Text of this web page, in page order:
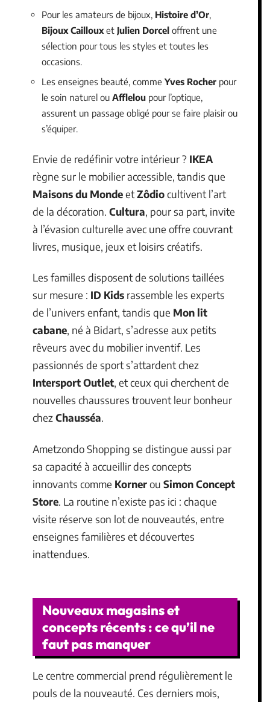
Pour les amateurs de bijoux, Histoire d’Or
Bijoux Cailloux et Julien Dorcel offrent une
sélection pour tous les styles et toutes les
occasions.
Les enseignes beauté, comme Yves Rocher pour
le soin naturel ou Afflelou pour l’optique,
assurent un passage obligé pour se faire plaisir ou
s’équiper.
Envie de redéfinir votre intérieur ? IKEA
règne sur le mobilier accessible, tandis que
Maisons du MondeetZôdiocultivent l’art
de la décoration. Cultura, pour sa part, invite
à l’évasion culturelle avec une offre couvrant
livres, musique, jeux et loisirs créatifs.
Les familles disposent de solutions taillées
sur mesure : ID Kids rassemble les experts
de l’univers enfant, tandis que Mon lit
cabane, né à Bidart, s’adresse aux petits
rêveurs avec du mobilier inventif. Les
passionnés de sport s’attardent chez
Intersport Outlet, et ceux qui cherchent de
nouvelles chaussures trouvent leur bonheur
chezChausséa.
Ametzondo Shopping se distingue aussi par
sa capacité à accueillir des concepts
innovants comme Kornerou Simon Concept
Store. La routine n’existe pas ici : chaque
visite réserve son lot de nouveautés, entre
enseignes familières et découvertes
inattendues.
Nouveaux magasins et
concepts récents : ce qu’il ne
faut pas manquer
Le centre commercial prend régulièrement le
pouls de la nouveauté. Ces derniers mois,